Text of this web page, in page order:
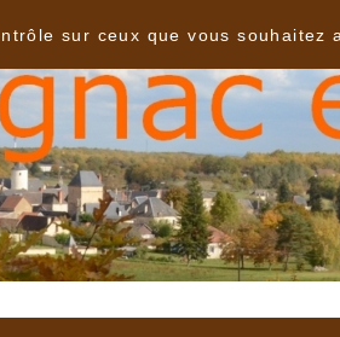
sur ceux que vous souhaitez